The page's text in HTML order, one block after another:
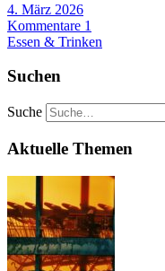
4. März 2026
Kommentare 1
Essen & Trinken
Suchen
Suche
Aktuelle Themen